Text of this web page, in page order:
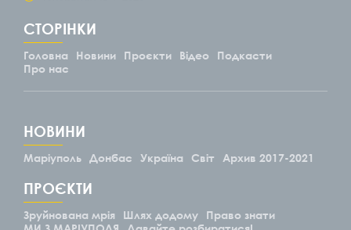
СТОРІНКИ
Головна Новини Проєкти Відео
Подкасти
Про нас
НОВИНИ
Маріуполь Донбас Україна Світ Архив 2017-2021
ПРОЄКТИ
Зруйнована мрія Шлях додому
Право знати